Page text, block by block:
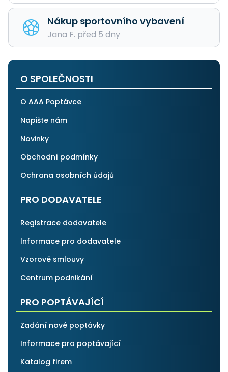
Nákup sportovního vybavení
Jana F. před 5 dny
O SPOLEČNOSTI
O AAA Poptávce
Napište nám
Novinky
Obchodní podmínky
Ochrana osobních údajů
PRO DODAVATELE
Registrace dodavatele
Informace pro dodavatele
Vzorové smlouvy
Centrum podnikání
PRO POPTÁVAJÍCÍ
Zadání nové poptávky
Informace pro poptávající
Katalog firem